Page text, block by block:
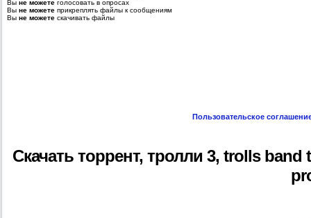
Вы не можете голосовать в опросах
Вы не можете прикреплять файлы к сообщениям
Вы не можете скачивать файлы
Пользовательское
Скачать торрент, тролли 3, trolls